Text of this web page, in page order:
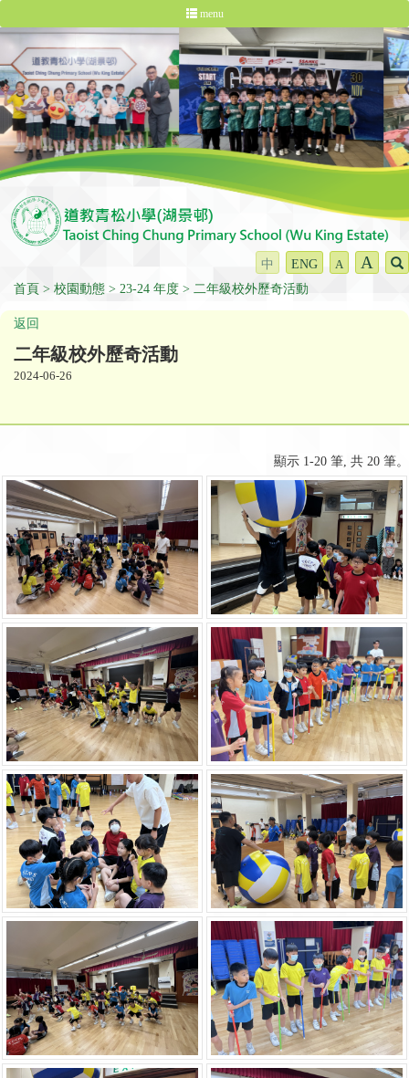
menu
中 ENG A A
首頁 校園動態 23-24 年度 二年級校外歷奇活動
返回
二年級校外歷奇活動
2024-06-26
顯示 1-20 筆, 共 20 筆。